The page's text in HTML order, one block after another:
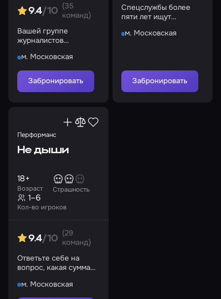
9.4/10
(35
команд)
Вашей группе
журналистов
все тайны, связанные
с этим местом
м. Московская
Забронировать
Спецслужбы более
пяти лет ищут
все попытки обречены
м. Московская
Забронировать
Перформанс
Не дыши
Возраст
18+
Страшность
Кол-во игроков
1–6
9.4/10
(29
команд)
Ответьте себе на
вопрос, какая сумма
на кон жизнь?
м. Московская